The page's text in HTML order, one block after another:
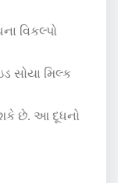
વિકલ્પો
સોયા મિલ્ક
શકે છે. આ દૂધનો